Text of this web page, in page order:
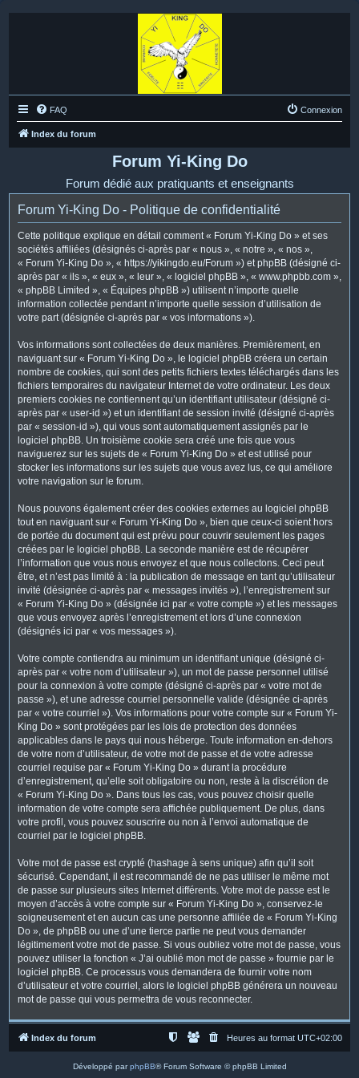
FAQ Connexion
Index du forum
Forum Yi-King Do
Forum dédié aux pratiquants et enseignants
Forum Yi-King Do - Politique de confidentialité
Cette politique explique en détail comment « Forum Yi-King Do » et ses
sociétés affiliées (désignés ci-après par « nous », « notre », « nos »,
« Forum Yi-King Do », « https://yikingdo.eu/Forum ») et phpBB (désigné ci-
après par « ils », « eux », « leur », « logiciel phpBB », « www.phpbb.com »,
« phpBB Limited », « Équipes phpBB ») utilisent n’importe quelle
information collectée pendant n’importe quelle session d’utilisation de
votre part (désignée ci-après par « vos informations »).
Vos informations sont collectées de deux manières. Premièrement, en
naviguant sur « Forum Yi-King Do », le logiciel phpBB créera un certain
nombre de cookies, qui sont des petits fichiers textes téléchargés dans les
fichiers temporaires du navigateur Internet de votre ordinateur. Les deux
premiers cookies ne contiennent qu’un identifiant utilisateur (désigné ci-
après par « user-id ») et un identifiant de session invité (désigné ci-après
par « session-id »), qui vous sont automatiquement assignés par le
logiciel phpBB. Un troisième cookie sera créé une fois que vous
naviguerez sur les sujets de « Forum Yi-King Do » et est utilisé pour
stocker les informations sur les sujets que vous avez lus, ce qui améliore
votre navigation sur le forum.
Nous pouvons également créer des cookies externes au logiciel phpBB
tout en naviguant sur « Forum Yi-King Do », bien que ceux-ci soient hors
de portée du document qui est prévu pour couvrir seulement les pages
créées par le logiciel phpBB. La seconde manière est de récupérer
l’information que vous nous envoyez et que nous collectons. Ceci peut
être, et n’est pas limité à : la publication de message en tant qu’utilisateur
invité (désignée ci-après par « messages invités »), l’enregistrement sur
« Forum Yi-King Do » (désignée ici par « votre compte ») et les messages
que vous envoyez après l’enregistrement et lors d’une connexion
(désignés ici par « vos messages »).
Votre compte contiendra au minimum un identifiant unique (désigné ci-
après par « votre nom d’utilisateur »), un mot de passe personnel utilisé
pour la connexion à votre compte (désigné ci-après par « votre mot de
passe »), et une adresse courriel personnelle valide (désignée ci-après
par « votre courriel »). Vos informations pour votre compte sur « Forum Yi-
King Do » sont protégées par les lois de protection des données
applicables dans le pays qui nous héberge. Toute information en-dehors
de votre nom d’utilisateur, de votre mot de passe et de votre adresse
courriel requise par « Forum Yi-King Do » durant la procédure
d’enregistrement, qu’elle soit obligatoire ou non, reste à la discrétion de
« Forum Yi-King Do ». Dans tous les cas, vous pouvez choisir quelle
information de votre compte sera affichée publiquement. De plus, dans
votre profil, vous pouvez souscrire ou non à l’envoi automatique de
courriel par le logiciel phpBB.
Votre mot de passe est crypté (hashage à sens unique) afin qu’il soit
sécurisé. Cependant, il est recommandé de ne pas utiliser le même mot
de passe sur plusieurs sites Internet différents. Votre mot de passe est le
moyen d’accès à votre compte sur « Forum Yi-King Do », conservez-le
soigneusement et en aucun cas une personne affiliée de « Forum Yi-King
Do », de phpBB ou une d’une tierce partie ne peut vous demander
légitimement votre mot de passe. Si vous oubliez votre mot de passe, vous
pouvez utiliser la fonction « J’ai oublié mon mot de passe » fournie par le
logiciel phpBB. Ce processus vous demandera de fournir votre nom
d’utilisateur et votre courriel, alors le logiciel phpBB générera un nouveau
mot de passe qui vous permettra de vous reconnecter.
Index du forum Heures au format UTC+02:00
Développé parphpBB® Forum Software © phpBB Limited